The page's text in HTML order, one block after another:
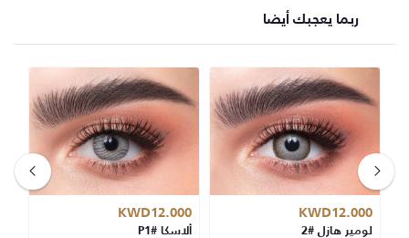
ربما يعجبك أيضا
KWD12.000
لومير هازل #2
KWD12.000
ألاسكا #P1